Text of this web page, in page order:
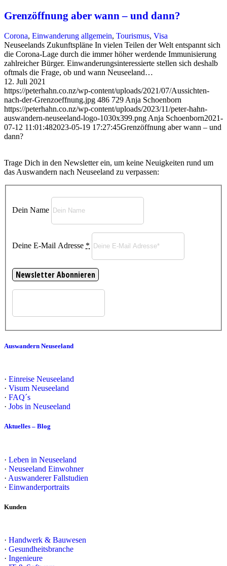
Grenzöffnung aber wann – und dann?
Corona, Einwanderung allgemein, Tourismus, Visa
Neuseelands Zukunftspläne In vielen Teilen der Welt entspannt sich
die Corona-Lage durch die immer höher werdende Immunisierung
zahlreicher Bürger. Einwanderungsinteressierte stellen sich deshalb
oftmals die Frage, ob und wann Neuseeland…
12. Juli 2021
https://peterhahn.co.nz/wp-content/uploads/2021/07/Aussichten-
nach-der-Grenzoeffnung.jpg 486 729 Anja Schoenborn
https://peterhahn.co.nz/wp-content/uploads/2023/11/peter-hahn-
auswandern-neuseeland-logo-1030x399.png Anja Schoenborn2021-
07-12 11:01:482023-05-19 17:27:45Grenzöffnung aber wann – und
dann?
Trage Dich in den Newsletter ein, um keine Neuigkeiten rund um
das Auswandern nach Neuseeland zu verpassen:
Dein Name
Deine E-Mail Adresse *
Auswandern Neuseeland
· Einreise Neuseeland
· Visum Neuseeland
· FAQ´s
· Jobs in Neuseeland
Aktuelles – Blog
· Leben in Neuseeland
· Neuseeland Einwohner
· Auswanderer Fallstudien
· Einwanderportraits
Kunden
· Handwerk & Bauwesen
· Gesundheitsbranche
· Ingenieure